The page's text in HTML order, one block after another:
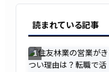
読まれている記事
1